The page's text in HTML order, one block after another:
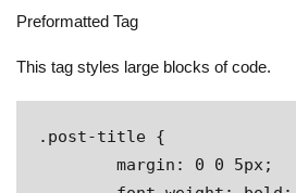
Preformatted Tag
This tag styles large blocks of code.
.post-title {